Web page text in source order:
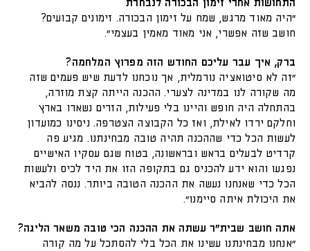
התחושות אחרי זימון הבכורה לנבחרת
”היה מאוד מרגש, שמח על זימון הבכורה. זימונים קבועים?
חושב שזה אפשרי, אני מאוד מאמין בעצמי”.
ברק, איך עבר עליכם החודש הזה מפרוץ המלחמה?
”זה לא סיטואציה נורמלית, אך נוכחנו לדעת שיש פעמים שזה
מה שקורה לנו במדינה לצערי. ההכנה הייתה קצת מוזרה,
בהתחלה היה חופש והיינו בלי פעילות, הזרים נשארו בארץ
וחלקם ירדו לאילת, ואז כל הקבוצה הצטרפה. ניסינו כמועדון
לעשות הכל כדי שההכנה תהיה טובה מבחינתנו. מגיע פה
קרדיט לבעלים בראש ובראשונה, בטוח שגם עסקיו האישיים
נפגעו והוא ידע להכניס גם בתקופה הזו את היד לכיס ולעשות
הכל כדי שאנחנו נעשה את ההכנה הטובה ביותר. ננסה להביא
את היכולת איתה סיימנו”.
אתה חושב שבית”ר עשתה את ההכנה הכי טובה משאר הליגה?
”אנחנו מבחינתנו עשינו את הכל בלי להסתכל על מה קורה